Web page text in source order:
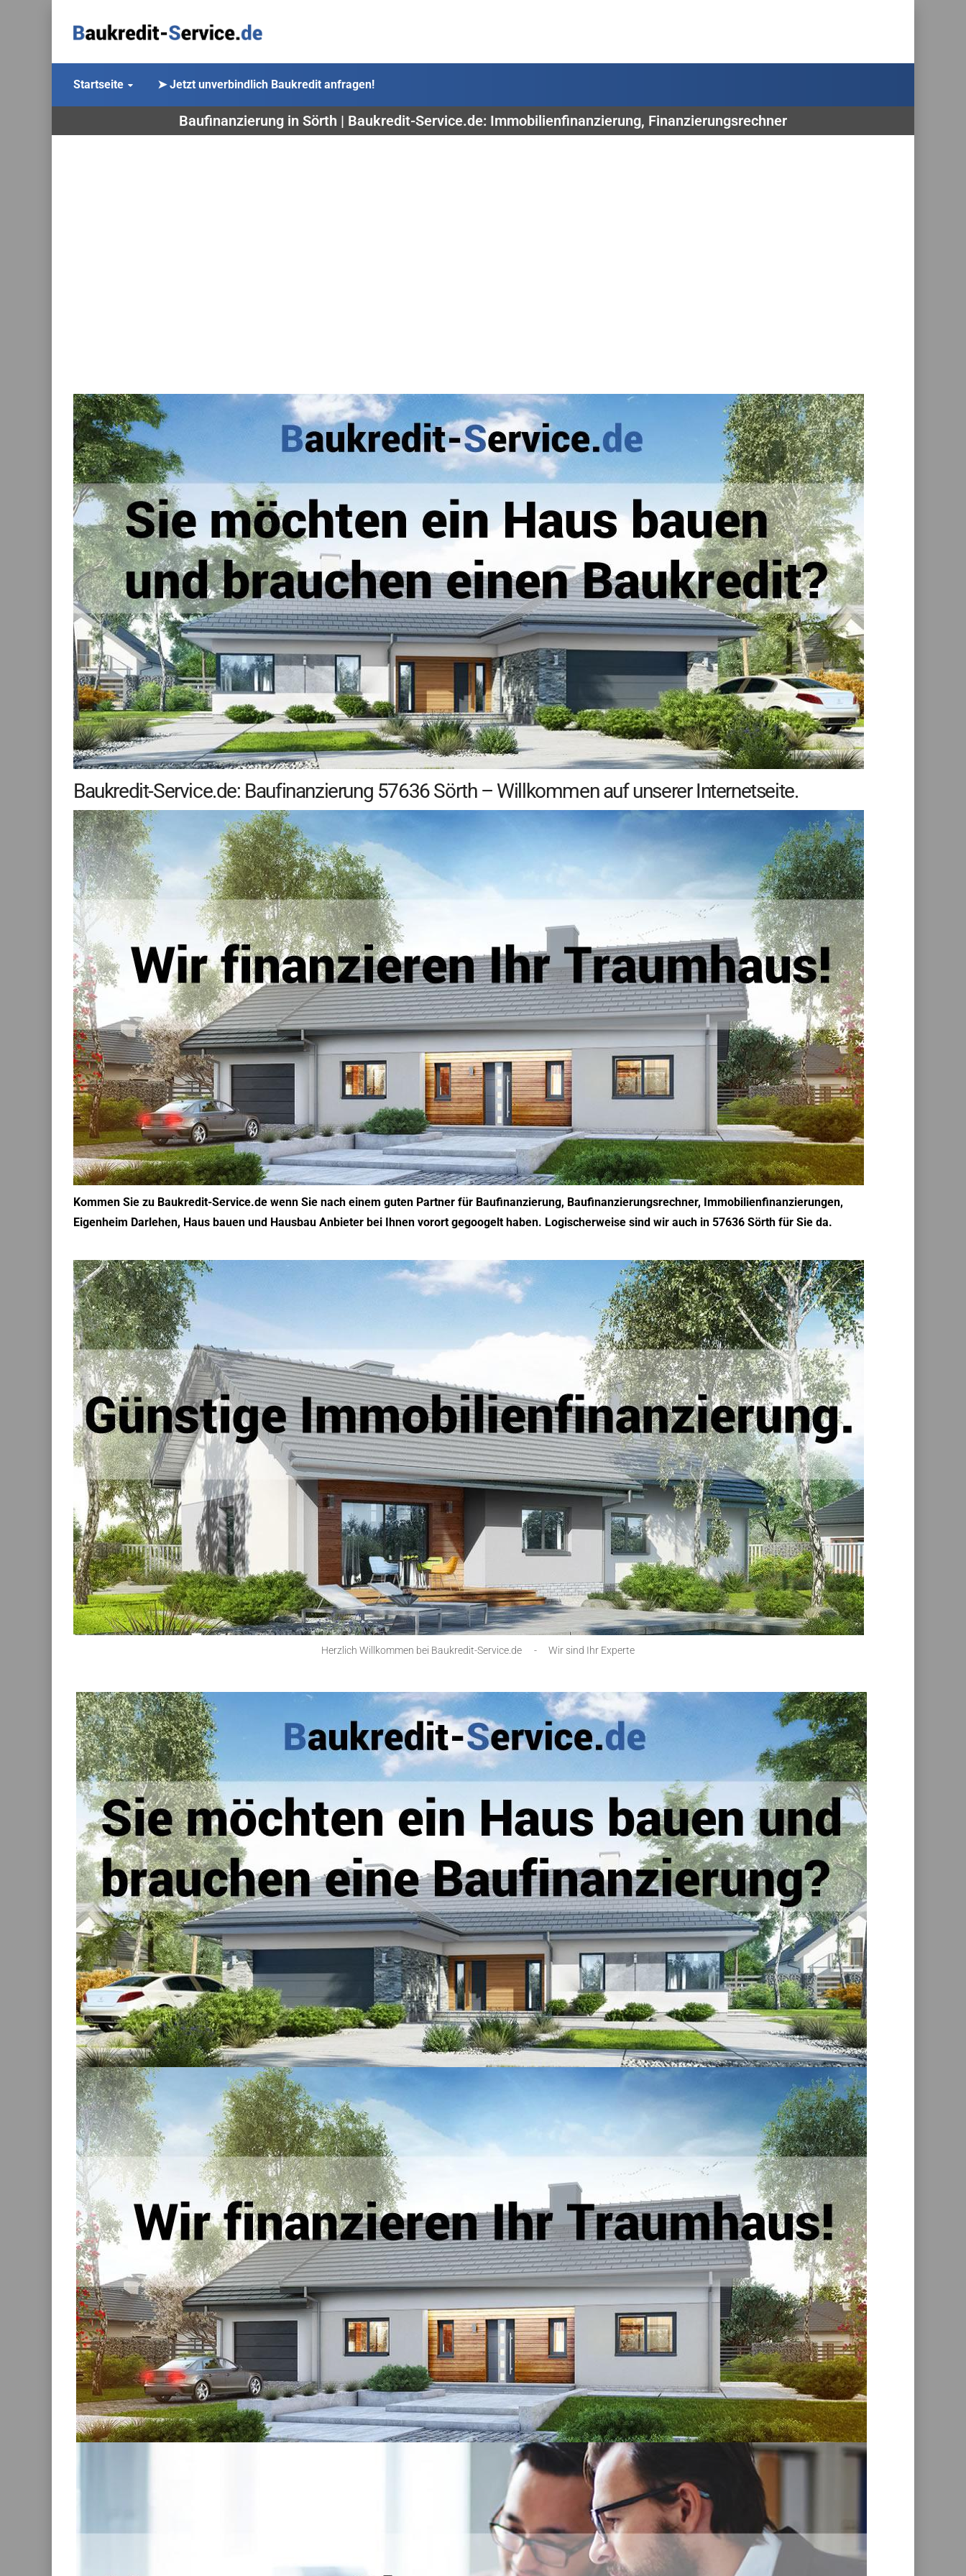
Startseite ➤ Jetzt unverbindlich Baukredit anfragen!
Baufinanzierung in Sörth | Baukredit-Service.de: Immobilienfinanzierung, Finanzierungsrechner
Baukredit-Service.de: Baufinanzierung 57636 Sörth – Willkommen auf unserer Internetseite.
Kommen Sie zu Baukredit-Service.de wenn Sie nach einem guten Partner für Baufinanzierung, Baufinanzierungsrechner, Immobilienfinanzierungen,
Eigenheim Darlehen, Haus bauen und Hausbau Anbieter bei Ihnen vorort gegoogelt haben. Logischerweise sind wir auch in 57636 Sörth für Sie da.
Herzlich Willkommen bei Baukredit-Service.de - Wir sind Ihr Experte